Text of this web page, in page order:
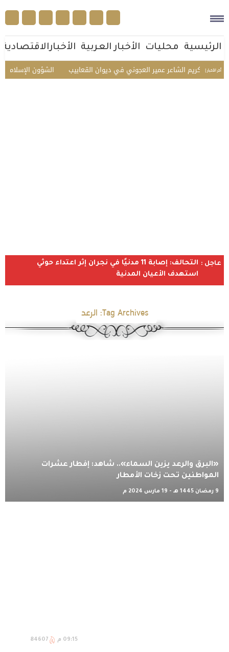
الرئيسية محليات الأخبار العربية الأخبارالاقتصادية
أخر الأخبار | الشؤون الإسلامية تكريم الشاعر عمير العجوني في ديوان القعابيب
عاجل :
التحالف: إصابة 11 مدنيًا في نجران إثر اعتداء حوثي
استهدف الأعيان المدنية
Tag Archives: الرعد
«البرق والرعد يزين السماء».. شاهد: إفطار عشرات
المواطنين تحت زخات الأمطار
9 رمضان 1445 هـ - 19 مارس 2024 م
09:15 م 84607